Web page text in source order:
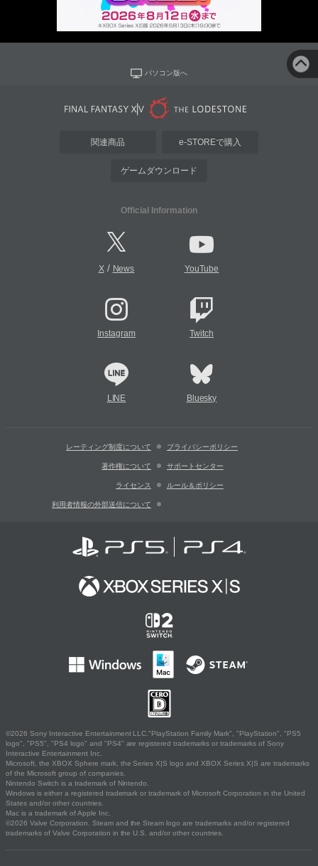
パソコン版へ
関連商品 e-STOREで購入
ゲームダウンロード
Official Information
X/ News YouTube
Instagram Twitch
LINE Bluesky
レーティング制度について プライバシーポリシー
著作権について サポートセンター
ライセンス ルール＆ポリシー
利用者情報の外部送信について
©2026 Sony Interactive Entertainment LLC."PlayStation Family Mark", "PlayStation", "PS5
logo", "PS5", "PS4 logo" and "PS4" are registered trademarks or trademarks of Sony
Interactive Entertainment Inc.
Microsoft, the XBOX Sphere mark, the Series X|S logo and XBOX Series X|S are trademarks
of the Microsoft group of companies.
Nintendo Switch is a trademark of Nintendo.
Windows is either a registered trademark or trademark of Microsoft Corporation in the United
States and/or other countries.
Mac is a trademark of Apple Inc.
©2026 Valve Corporation. Steam and the Steam logo are trademarks and/or registered
trademarks of Valve Corporation in the U.S. and/or other countries.